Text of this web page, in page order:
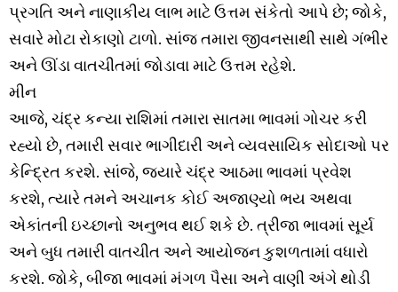
પ્રગતિ અને નાણાકીય લાભ માટે ઉત્તમ સંકેતો આપે છે; જોકે,
સવારે મોટા રોકાણો ટાળો. સાંજ તમારા જીવનસાથી સાથે ગંભીર
અને ઊંડા વાતચીતમાં જોડાવા માટે ઉત્તમ રહેશે.
મીન
આજે, ચંદ્ર કન્યા રાશિમાં તમારા સાતમા ભાવમાં ગોચર કરી
રહ્યો છે, તમારી સવાર ભાગીદારી અને વ્યવસાયિક સોદાઓ પર
કેન્દ્રિત કરશે. સાંજે, જ્યારે ચંદ્ર આઠમા ભાવમાં પ્રવેશ
કરશે, ત્યારે તમને અચાનક કોઈ અજાણ્યો ભય અથવા
એકાંતની ઇચ્છાનો અનુભવ થઈ શકે છે. ત્રીજા ભાવમાં સૂર્ય
અને બુધ તમારી વાતચીત અને આયોજન કુશળતામાં વધારો
કરશે. જોકે, બીજા ભાવમાં મંગળ પૈસા અને વાણી અંગે થોડી